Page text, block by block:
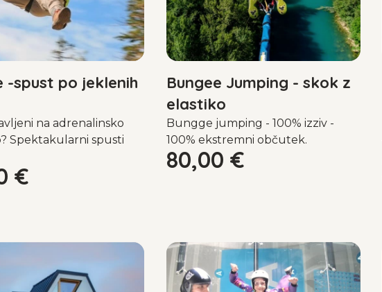
-spust po jeklenih
na adrenalinsko
Spektakularni spusti
€
Bungee Jumping - skok z
elastiko
Bungge jumping - 100% izziv -
100% ekstremni občutek.
80,00 €